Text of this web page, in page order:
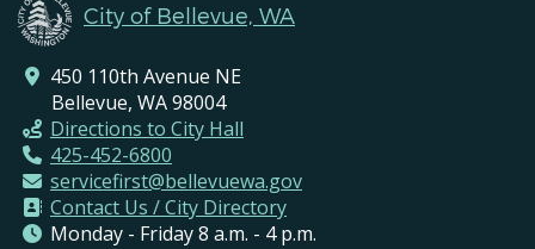
City of Bellevue, WA
450 110th Avenue NE
Bellevue, WA 98004
Directions to City Hall
425-452-6800
servicefirst@bellevuewa.gov
Contact Us / City Directory
Monday - Friday 8 a.m. - 4 p.m.